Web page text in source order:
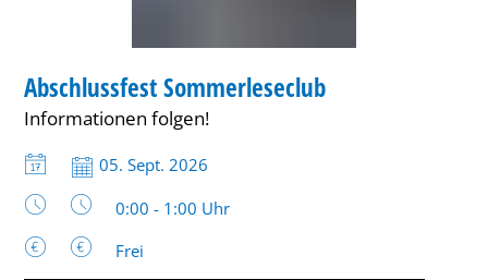
KATEGORIE: BIBLIOTHEK
Abschlussfest Sommerleseclub
Informationen folgen!
Datum:
05. Sept. 2026
Uhrzeit:
0:00 - 1:00 Uhr
Frei